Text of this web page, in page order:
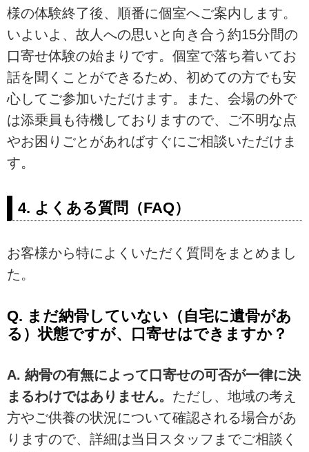
様の体験終了後、順番に個室へご案内します。
いよいよ、故人への思いと向き合う約15分間の
口寄せ体験の始まりです。個室で落ち着いてお
話を聞くことができるため、初めての方でも安
心してご参加いただけます。また、会場の外で
は添乗員も待機しておりますので、ご不明な点
やお困りごとがあればすぐにご相談いただけま
す。
4. よくある質問（FAQ）
お客様から特によくいただく質問をまとめまし
た。
Q. まだ納骨していない（自宅に遺骨があ
る）状態ですが、口寄せはできますか？
A. 納骨の有無によって口寄せの可否が一律に決
まるわけではありません。 ただし、地域の考え
方やご供養の状況について確認される場合があ
りますので、詳細は当日スタッフまでご相談く